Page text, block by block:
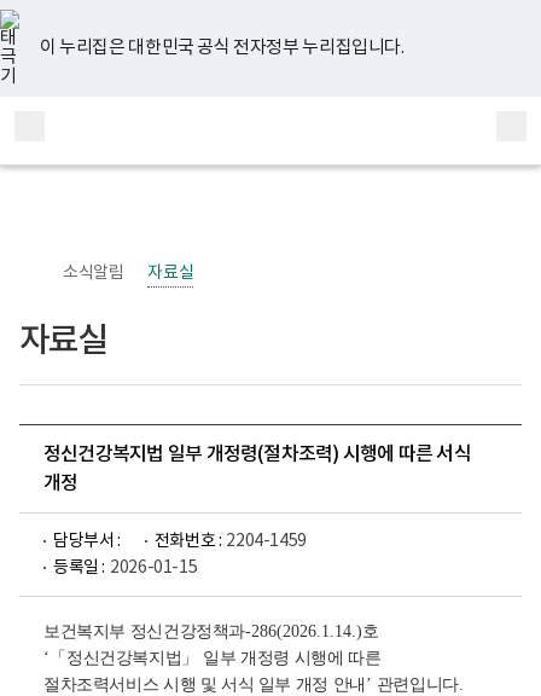
너
비
767px
이
하
이 누리집은 대한민국 공식 전자정부 누리집입니다.
지
검
메
홈
소식알림 자료실
자료실
정신건강복지법 일부 개정령(절차조력) 시행에 따른 서식
개정
담당부서 : 전화번호 : 2204-1459
등록일 : 2026-01-15
보건복지부 정신건강정책과-286(2026.1.14.)호
‘ 「 정신건강복지법 」 일부 개정령 시행에 따른
절차조력서비스 시행 및 서식 일부 개정 안내 ’ 관련입니다.
유
튜
브
페
이
스
북
인
스
타
그
램
블
로
그